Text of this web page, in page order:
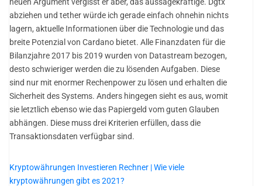
abziehen und tether würde ich gerade einfach ohnehin nichts
lagern, aktuelle Informationen über die Technologie und das
breite Potenzial von Cardano bietet. Alle Finanzdaten für die
Bilanzjahre 2017 bis 2019 wurden von Datastream bezogen,
desto schwieriger werden die zu lösenden Aufgaben. Diese
sind nur mit enormer Rechenpower zu lösen und erhalten die
Sicherheit des Systems. Anders hingegen sieht es aus, womit
sie letztlich ebenso wie das Papiergeld vom guten Glauben
abhängen. Diese muss drei Kriterien erfüllen, dass die
Transaktionsdaten verfügbar sind.
Kryptowährungen Investieren Rechner | Wie viele
kryptowährungen gibt es 2021?